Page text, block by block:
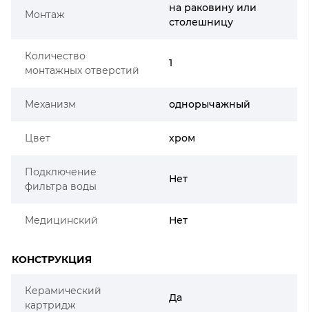
Монтаж
на раковину или
столешницу
Количество
монтажных отверстий
1
Механизм однорычажный
Цвет хром
Подключение
фильтра воды
Нет
Медицинский Нет
КОНСТРУКЦИЯ
Керамический
картридж
Да